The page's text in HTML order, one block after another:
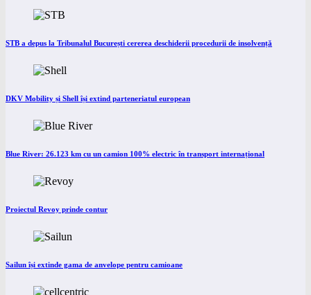
STB a depus la Tribunalul București cererea deschiderii procedurii de insolvență
DKV Mobility și Shell își extind parteneriatul european
Blue River: 26.123 km cu un camion 100% electric în transport internațional
Proiectul Revoy prinde contur
Sailun își extinde gama de anvelope pentru camioane